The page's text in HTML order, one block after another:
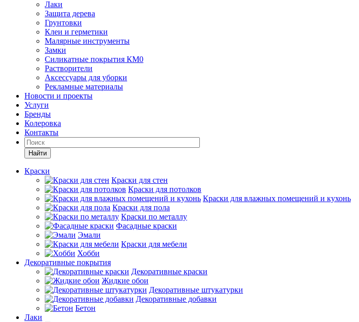
Лаки
Защита дерева
Грунтовки
Клеи и герметики
Малярные инструменты
Замки
Силикатные покрытия КМ0
Растворители
Аксессуары для уборки
Рекламные материалы
Новости и проекты
Услуги
Бренды
Колеровка
Контакты
Найти
Краски
Краски для стен
Краски для потолков
Краски для влажных помещений и кухонь
Краски для пола
Краски по металлу
Фасадные краски
Эмали
Краски для мебели
Хобби
Декоративные покрытия
Декоративные краски
Жидкие обои
Декоративные штукатурки
Декоративные добавки
Бетон
Лаки